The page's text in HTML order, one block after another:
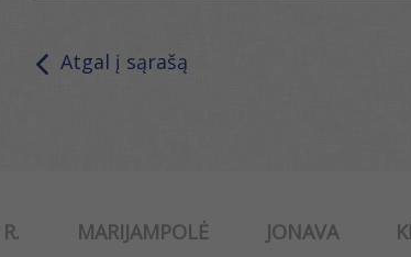
Atgal į sąrašą
MARIJAMPOLĖ JONAVA